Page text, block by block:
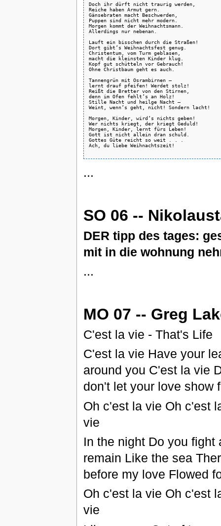
Doch ihr dürft nicht traurig werden,
Reiche haben Armut gern.
Gänsebraten macht Beschwerden,
Puppen sind nicht mehr modern.
Morgen kommt der Weihnachtsmann.
Allerdings nur nebenan.
Lauft ein bisschen durch die Straßen!
Dort gibt’s Weihnachtsfest genug.
Christentum, vom Turm geblasen,
macht die kleinsten Kinder klug.
Kopf gut schütteln vor Gebrauch!
Ohne Christbaum geht es auch.
Tannengrün mit Osrambirnen –
lernt drauf pfeifen! Werdet stolz!
Reißt die Bretter von den Stirnen,
denn im Ofen fehlt’s an Holz!
Stille Nacht und heilge Nacht –
Weint, wenn’s geht, nicht! Sondern lacht!
Morgen, Kinder, wird’s nichts geben!
Wer nichts kriegt, der kriegt Geduld!
Morgen, Kinder, lernt fürs Leben!
Gott ist nicht allein dran schuld.
Gottes Güte reicht so weit . . .
Ach, du liebe Weihnachtszeit!
...
SO 06 --
DER tipp des tages:
mit in die wohnung
...
MO 07 -- Greg
C'est la vie - That's Life
C'est la vie Have your
around you C'est la vie
don't let your love show
Oh c'est la vie Oh c'est
vie
In the night Do you
remain Like the sea
before my love Flowed
Oh c'est la vie Oh c'est
vie